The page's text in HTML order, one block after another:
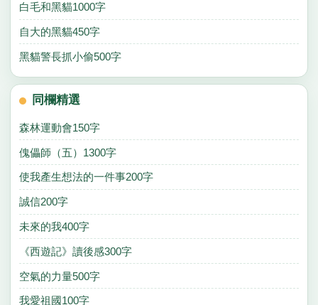
白毛和黑貓1000字
自大的黑貓450字
黑貓警長抓小偷500字
同欄精選
森林運動會150字
傀儡師（五）1300字
使我產生想法的一件事200字
誠信200字
未來的我400字
《西遊記》讀後感300字
空氣的力量500字
我愛祖國100字